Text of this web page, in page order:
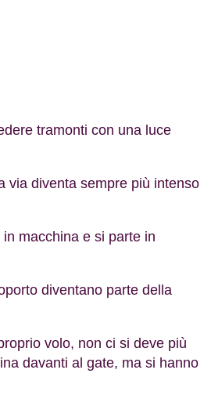
tramonti con una luce
via diventa sempre più intenso
macchina e si parte in
diventano parte della
volo, non ci si deve più
davanti al gate, ma si hanno